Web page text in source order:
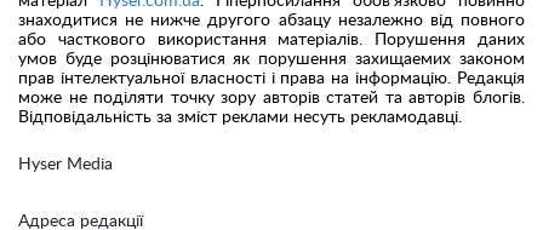
Hyser Media
Адреса редакції
знаходитися не нижче другого абзацу незалежно від повного
або часткового використання матеріалів. Порушення даних
умов буде розцінюватися як порушення захищаемих законом
прав інтелектуальної власності і права на інформацію. Редакція
може не поділяти точку зору авторів статей та авторів блогів.
Відповідальність за зміст реклами несуть рекламодавці.